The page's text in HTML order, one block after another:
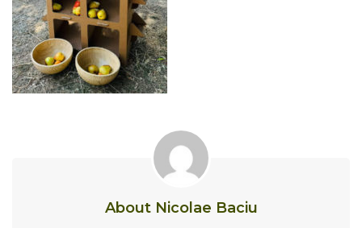
About Nicolae Baciu